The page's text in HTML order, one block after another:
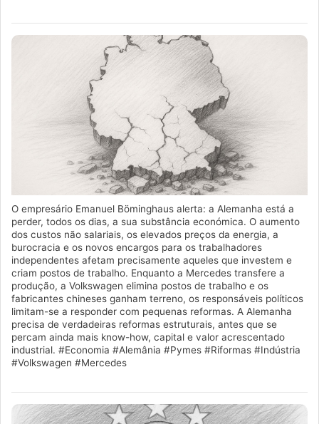
O empresário Emanuel Böminghaus alerta: a Alemanha está a
perder, todos os dias, a sua substância económica. O aumento
dos custos não salariais, os elevados preços da energia, a
burocracia e os novos encargos para os trabalhadores
independentes afetam precisamente aqueles que investem e
criam postos de trabalho. Enquanto a Mercedes transfere a
produção, a Volkswagen elimina postos de trabalho e os
fabricantes chineses ganham terreno, os responsáveis políticos
limitam-se a responder com pequenas reformas. A Alemanha
precisa de verdadeiras reformas estruturais, antes que se
percam ainda mais know-how, capital e valor acrescentado
industrial. #Economia #Alemânia #Pymes #Riformas #Indústria
#Volkswagen #Mercedes